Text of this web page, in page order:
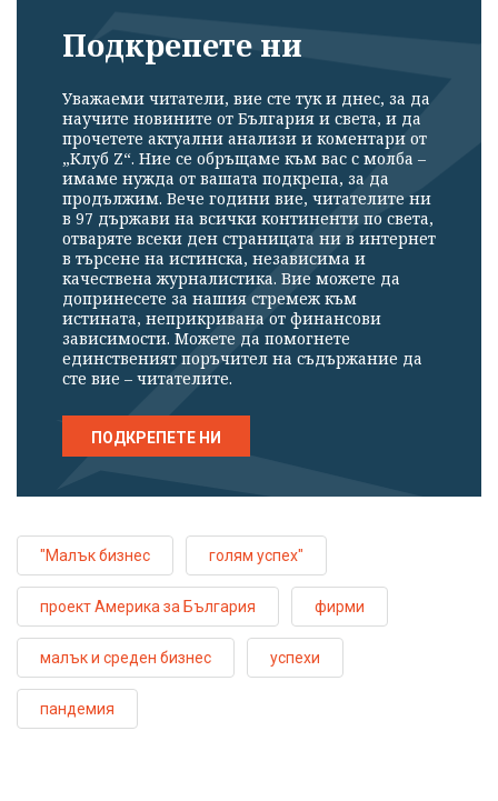
Подкрепете ни
Уважаеми читатели, вие сте тук и днес, за да
научите новините от България и света, и да
прочетете актуални анализи и коментари от
„Клуб Z“. Ние се обръщаме към вас с молба –
имаме нужда от вашата подкрепа, за да
продължим. Вече години вие, читателите ни
в 97 държави на всички континенти по света,
отваряте всеки ден страницата ни в интернет
в търсене на истинска, независима и
качествена журналистика. Вие можете да
допринесете за нашия стремеж към
истината, неприкривана от финансови
зависимости. Можете да помогнете
единственият поръчител на съдържание да
сте вие – читателите.
ПОДКРЕПЕТЕ НИ
"Малък бизнес голям успех"
проект Америка за България фирми
малък и среден бизнес успехи
пандемия